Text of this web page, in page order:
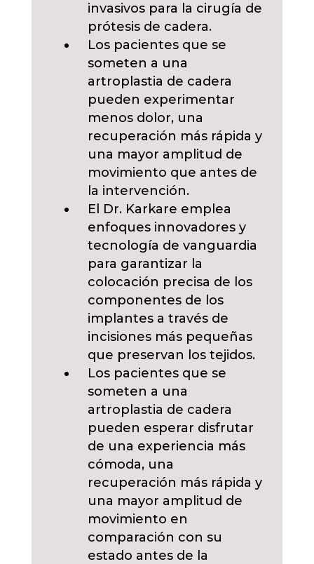
invasivos para la cirugía de
prótesis de cadera.
Los pacientes que se
someten a una
artroplastia de cadera
pueden experimentar
menos dolor, una
recuperación más rápida y
una mayor amplitud de
movimiento que antes de
la intervención.
El Dr. Karkare emplea
enfoques innovadores y
tecnología de vanguardia
para garantizar la
colocación precisa de los
componentes de los
implantes a través de
incisiones más pequeñas
que preservan los tejidos.
Los pacientes que se
someten a una
artroplastia de cadera
pueden esperar disfrutar
de una experiencia más
cómoda, una
recuperación más rápida y
una mayor amplitud de
movimiento en
comparación con su
estado antes de la